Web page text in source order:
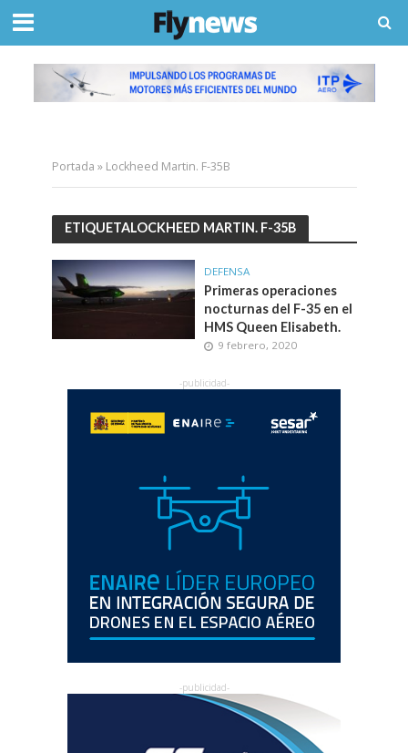
Portada » Lockheed Martin. F-35B
ETIQUETALOCKHEED MARTIN. F-35B
DEFENSA
Primeras operaciones
nocturnas del F-35 en el
HMS Queen Elisabeth.
9 febrero, 2020